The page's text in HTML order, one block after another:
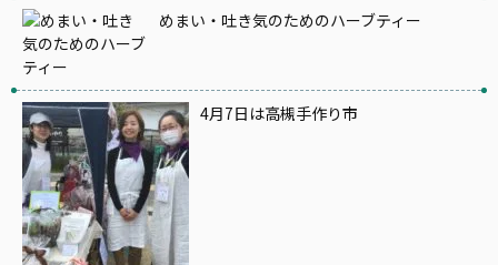
めまい・吐き気のためのハーブティー
4月7日は高槻手作り市